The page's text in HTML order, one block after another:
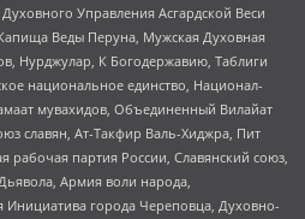
Управления Асгардской Веси
Веды Перуна, Мужская Духовная
Нурджулар, К Богодержавию, Таблиги
национальное единство, Национал-
мувахидов, Объединенный Вилайат
славян, Ат-Такфир Валь-Хиджра, Пит
рабочая партия России, Славянский союз,
Армия воли народа,
Инициатива города Череповца, Духовно-